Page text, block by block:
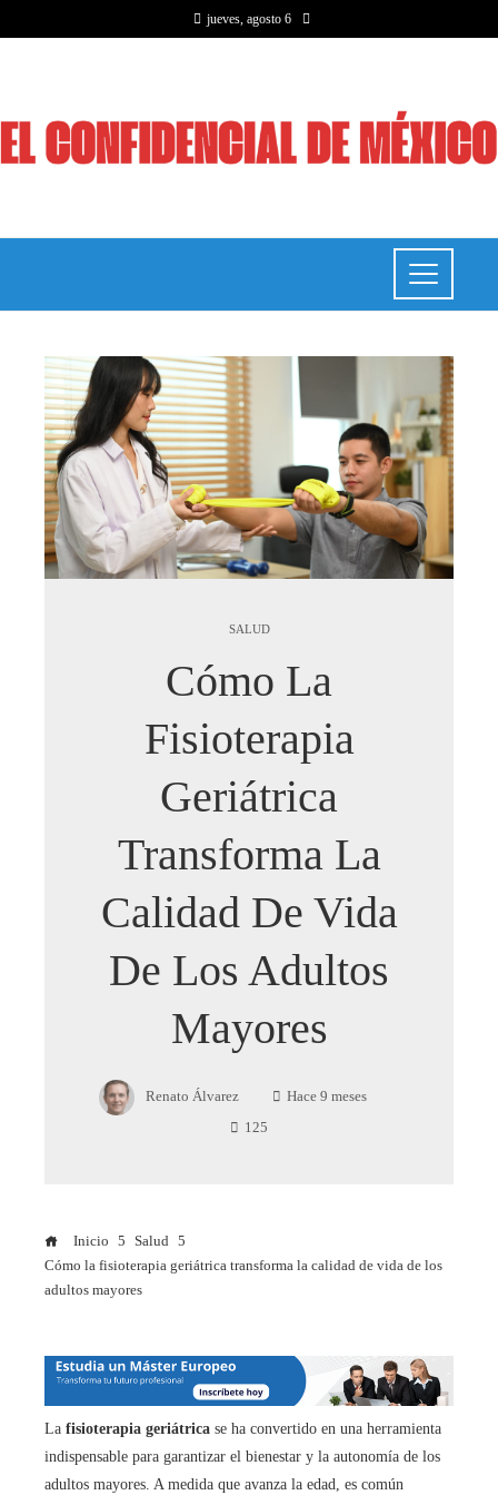
jueves, agosto 6
SALUD
Cómo La
Fisioterapia
Geriátrica
Transforma La
Calidad De Vida
De Los Adultos
Mayores
Renato Álvarez Hace 9 meses
125
Inicio
Salud
Cómo la fisioterapia geriátrica transforma la calidad de vida de los
adultos mayores
La fisioterapia geriátrica se ha convertido en una herramienta
indispensable para garantizar el bienestar y la autonomía de los
adultos mayores. A medida que avanza la edad, es común